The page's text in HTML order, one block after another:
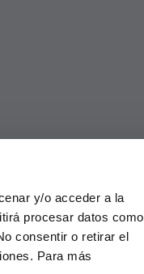
y/o acceder a la
procesar datos como
consentir o retirar el
Para más